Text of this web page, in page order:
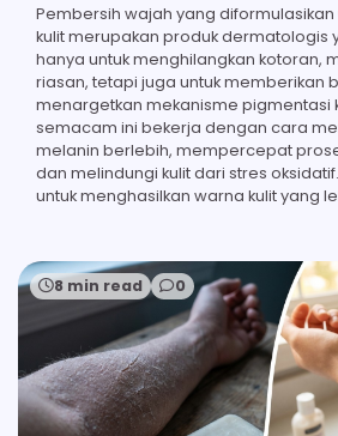
Pembersih wajah yang
kulit merupakan produk dermatologis
hanya untuk menghilangkan kotoran,
riasan, tetapi juga untuk memberikan
menargetkan mekanisme pigmentasi
semacam ini bekerja dengan cara
melanin berlebih, mempercepat
dan melindungi kulit dari stres
untuk menghasilkan warna kulit yang
8 min read 0